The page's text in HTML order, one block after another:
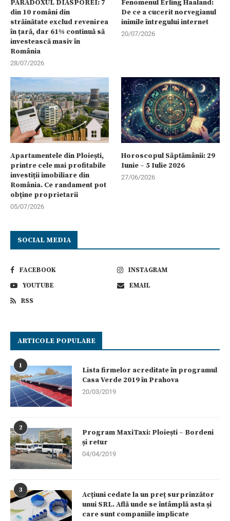
PARADOXUL DIASPOREI: 7
din 10 români din
străinătate exclud revenirea
în țară, dar 61% continuă să
investească masiv în
România
28/07/2026
Fenomenul Erling Haaland:
De ce a cucerit norvegianul
inimile întregului internet
20/07/2026
Apartamentele din Ploiești,
printre cele mai profitabile
investiții imobiliare din
România. Ce randament pot
obține proprietarii
05/07/2026
Horoscopul Săptămânii: 29
Iunie – 5 Iulie 2026
27/06/2026
SOCIAL MEDIA
FACEBOOK
INSTAGRAM
YOUTUBE
EMAIL
RSS
ARTICOLE POPULARE
1
Lista firmelor acreditate în programul
Casa Verde 2019 în Prahova
20/03/2019
2
Program MaxiTaxi: Ploiești – Bordeni
și retur
04/04/2019
3
Acțiuni cedate la un preț surprinzător
unui SRL. Află unde se întâmplă asta și
care sunt companiile implicate